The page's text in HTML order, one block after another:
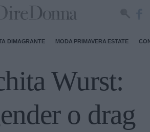
DIMAGRANTE MODA PRIMAVERA ESTATE
Wurst:
o drag